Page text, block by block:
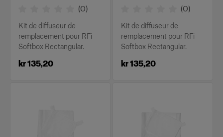
(0)
Kit de diffuseur de
remplacement pour RFi
Softbox Rectangular.
kr 135,20
(0)
Kit de diffuseur de
remplacement pour RFi
Softbox Rectangular.
kr 135,20